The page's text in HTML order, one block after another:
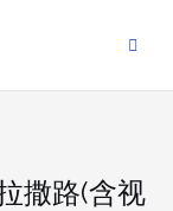
撒路(含视